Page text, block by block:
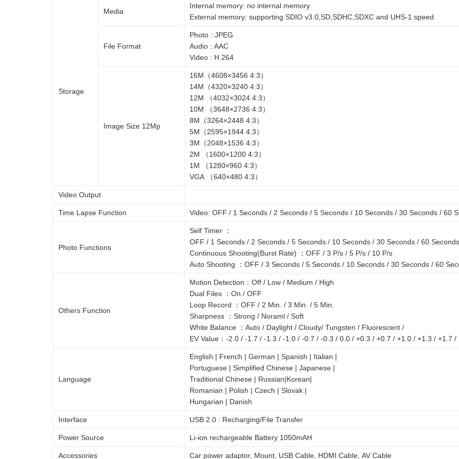
Storage
Media
Internal memory: no internal memory
External memory: supporting SDIO v3.0,SD,SDHC,SDXC and UHS-1 speed
File Format
Photo : JPEG
Audio : AAC
Video : H.264
Image Size 12Mp
16M（4608×3456 4:3）
14M（4320×3240 4:3）
12M （4032×3024 4:3）
10M （3648×2736 4:3）
8M（3264×2448 4:3）
5M（2595×1944 4:3）
3M（2048×1536 4:3）
2M （1600×1200 4:3）
1M （1280×960 4:3）
VGA （640×480 4:3）
Video Output
Time Lapse Function Video: OFF / 1 Seconds / 2 Seconds / 5 Seconds / 10 Seconds / 30 Seconds / 60
Photo Functions
Self Timer ：
OFF / 1 Seconds / 2 Seconds / 5 Seconds / 10 Seconds / 30 Seconds / 60 Seconds
Continuous Shooting(Burst Rate) ：OFF / 3 P/s / 5 P/s / 10 P/s
Auto Shooting ：OFF / 3 Seconds / 5 Seconds / 10 Seconds / 30 Seconds / 60
Others Function
Motion Detection：Off / Low / Medium / High
Dual Files ：On / OFF
Loop Record ：OFF / 2 Min. / 3 Min. / 5 Min.
Sharpness ：Strong / Noraml / Soft
White Balance ：Auto / Daylight / Cloudy/ Tungsten / Fluorescent /
EV Value：-2.0 / -1.7 / -1.3 / -1.0 / -0.7 / -0.3 / 0.0 / +0.3 / +0.7 / +1.0 / +1.3 / +1.7 /
Language
English | French | German | Spanish | Italian |
Portuguese | Simplified Chinese | Japanese |
Traditional Chinese | Russian|Korean|
Romanian | Polish | Czech | Slovak |
Hungarian | Danish
Interface USB 2.0 : Recharging/File Transfer
Power Source Li-ion rechargeable Battery 1050mAH
Accessories Car power adaptor, Mount, USB Cable, HDMI Cable, AV Cable